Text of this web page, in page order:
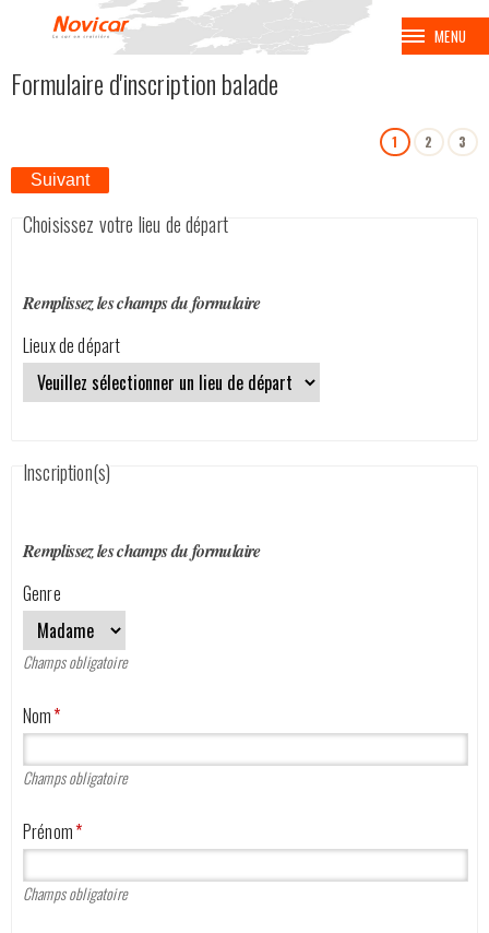
MENU
BALADES
CROISIÈRES
AVION
EUROPA PARK
COUPE SPENGLER
CATALOGUE
Nos véhicules
Qui sommes-nous ?
Contactez-nous
Formulaire d'inscription balade
1 2 3
Suivant
Choisissez votre lieu de départ
Remplissez les champs du formulaire
Lieux de départ
Inscription(s)
Remplissez les champs du formulaire
Genre
Champs obligatoire
Nom*
Champs obligatoire
Prénom*
Champs obligatoire